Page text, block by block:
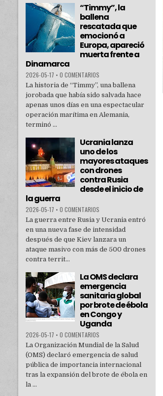
“Timmy”, la
ballena
rescatada que
emocionó a
Europa, apareció
muerta frente a
Dinamarca
2026-05-17 • 0 COMENTARIOS
La historia de “Timmy”, una ballena
jorobada que había sido salvada hace
apenas unos días en una espectacular
operación marítima en Alemania,
terminó ...
Ucrania lanza
uno de los
mayores ataques
con drones
contra Rusia
desde el inicio de
la guerra
2026-05-17 • 0 COMENTARIOS
La guerra entre Rusia y Ucrania entró
en una nueva fase de intensidad
después de que Kiev lanzara un
ataque masivo con más de 500 drones
contra territ...
La OMS declara
emergencia
sanitaria global
por brote de ébola
en Congo y
Uganda
2026-05-17 • 0 COMENTARIOS
La Organización Mundial de la Salud
(OMS) declaró emergencia de salud
pública de importancia internacional
tras la expansión del brote de ébola en
la ...